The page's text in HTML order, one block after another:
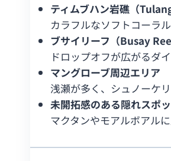
ティムブハン岩礁（
カラフルなソフトコーラ
ブサイリーフ（Busay
ドロップオフが広がるダ
マングローブ周辺エリア
浅瀬が多く、シュノーケ
未開拓感のある隠れスポ
マクタンやモアルボアル